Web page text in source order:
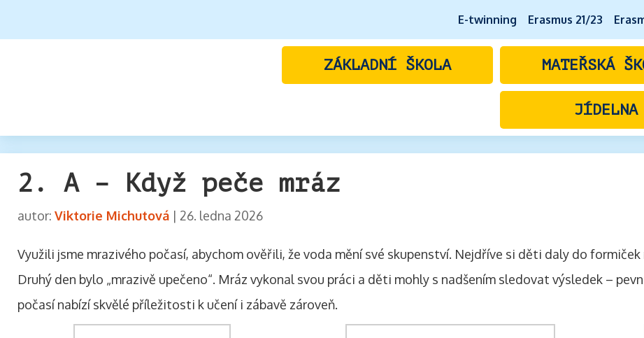
E-twinning Erasmus 21/23
ZÁKLADNÍ ŠKOLA MATEŘSKÁ
JÍDELNA
2. A – Když peče mráz
autor: Viktorie Michutová | 26. ledna 2026
Využili jsme mrazivého počasí, abychom ověřili, že voda mění své skupenství. Nejdříve si děti daly do
Druhý den bylo „mrazivě upečeno“. Mráz vykonal svou práci a děti mohly s nadšením sledovat výsledek –
počasí nabízí skvělé příležitosti k učení i zábavě zároveň.